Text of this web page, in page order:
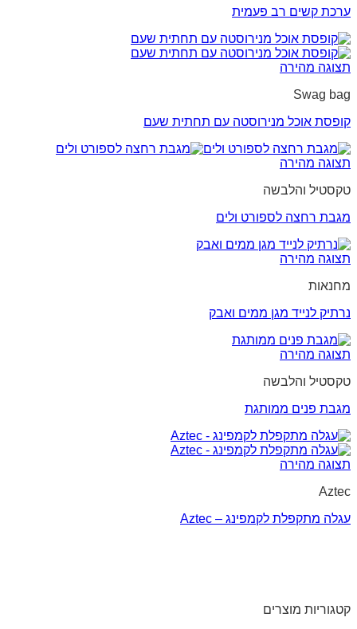
ערכת קשים רב פעמית
תצוגה מהירה
Swag bag
קופסת אוכל מנירוסטה עם תחתית שעם
תצוגה מהירה
טקסטיל והלבשה
מגבת רחצה לספורט ולים
תצוגה מהירה
מחנאות
נרתיק לנייד מגן ממים ואבק
תצוגה מהירה
טקסטיל והלבשה
מגבת פנים ממותגת
תצוגה מהירה
Aztec
עגלה מתקפלת לקמפינג – Aztec
קטגוריות מוצרים